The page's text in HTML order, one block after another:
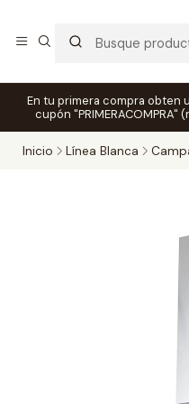
En tu primera compra obten
cupón
Inicio Línea Blanca